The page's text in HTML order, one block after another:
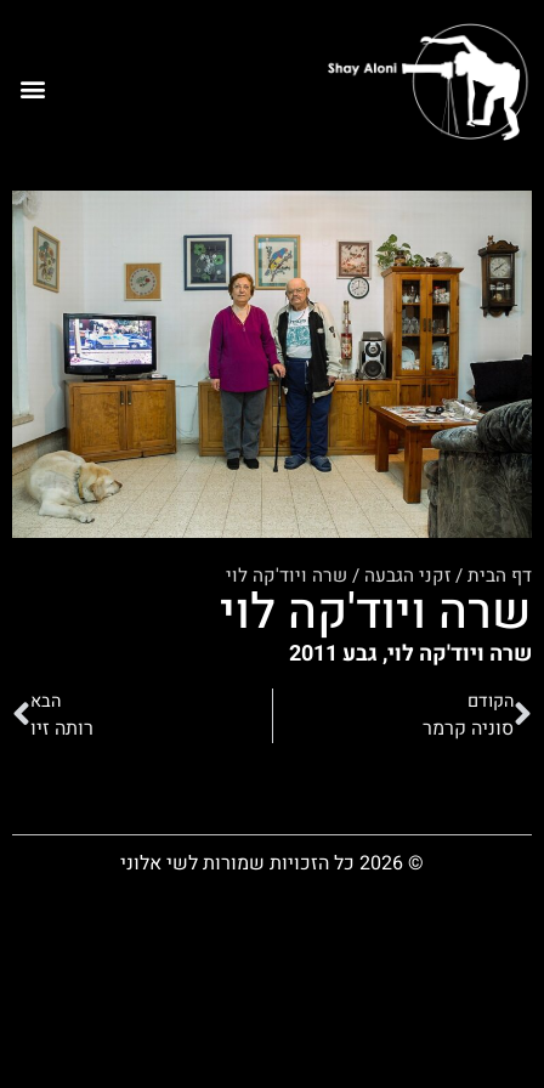
דף הבית/זקני הגבעה / שרה ויוד'קה לוי
שרה ויוד'קה לוי
שרה ויוד'קה לוי, גבע 2011
הקודם
סוניה קרמר
הבא
רותה זיו
© 2026 כל הזכויות שמורות לשי אלוני